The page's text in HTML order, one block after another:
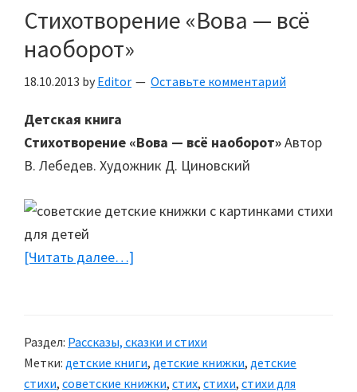
родителей.
Стихотворение «Вова — всё
наоборот»
18.10.2013 by Editor Оставьте комментарий
Детская книга
Стихотворение «Вова — всё наоборот»Автор
В. Лебедев. Художник Д. Циновский
[Читать далее…]
всё
наоборот»
Раздел: Рассказы, сказки и стихи
Метки: детские книги, детские книжки, детские
стихи, советские книжки, стих, стихи, стихи для